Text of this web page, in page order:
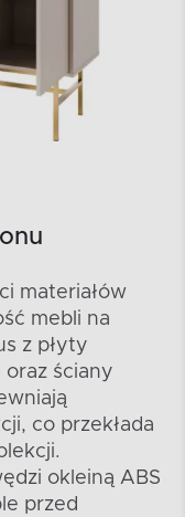
materiałów
mebli na
z płyty
oraz ściany
co przekłada
okleiną ABS
przed